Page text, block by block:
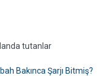
tutanlar
Bakınca Şarjı Bitmiş?